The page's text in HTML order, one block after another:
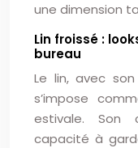
une dimension
Lin froissé :
bureau
Le lin, avec
s’impose
estivale. Son
capacité à